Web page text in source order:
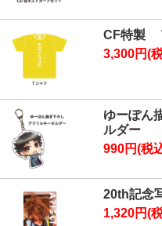
CF特製
3,300円(
ゆーぽん
ルダー
990円(税
20th記念
1,320円(